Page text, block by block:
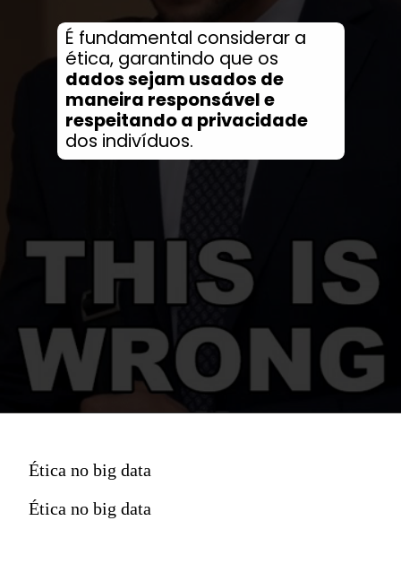
É fundamental considerar a
ética, garantindo que os
dados sejam usados de
maneira responsável e
respeitando a privacidade
dos indivíduos.
Ética no big data
Ética no big data